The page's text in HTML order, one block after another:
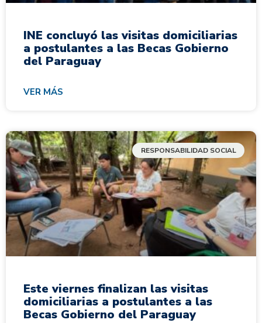
INE concluyó las visitas domiciliarias
a postulantes a las Becas Gobierno
del Paraguay
VER MÁS
RESPONSABILIDAD SOCIAL
Este viernes finalizan las visitas
domiciliarias a postulantes a las
Becas Gobierno del Paraguay